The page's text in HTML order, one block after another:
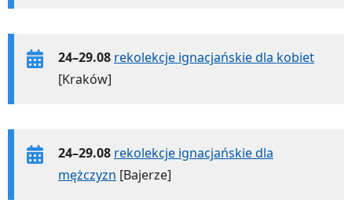
24–29.08 rekolekcje ignacjańskie dla kobiet
[Kraków]
24–29.08 rekolekcje ignacjańskie dla
mężczyzn [Bajerze]